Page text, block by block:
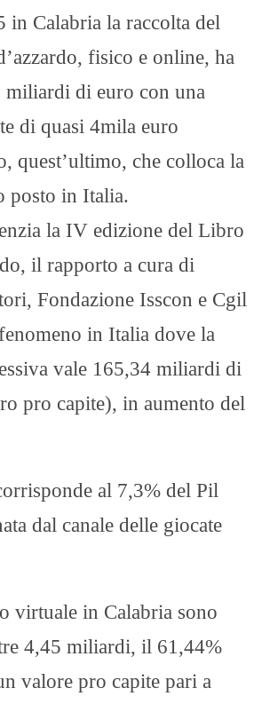
in Calabria la raccolta del
fisico e online, ha
miliardi di euro con una
di quasi 4mila euro
quest’ultimo, che colloca la
posto in Italia.
la IV edizione del Libro
il rapporto a cura di
Fondazione Isscon e Cgil
in Italia dove la
vale 165,34 miliardi di
pro capite), in aumento del
al 7,3% del Pil
dal canale delle giocate
virtuale in Calabria sono
4,45 miliardi, il 61,44%
valore pro capite pari a